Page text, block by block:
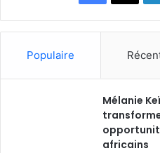
Populaire
Mélanie
africains